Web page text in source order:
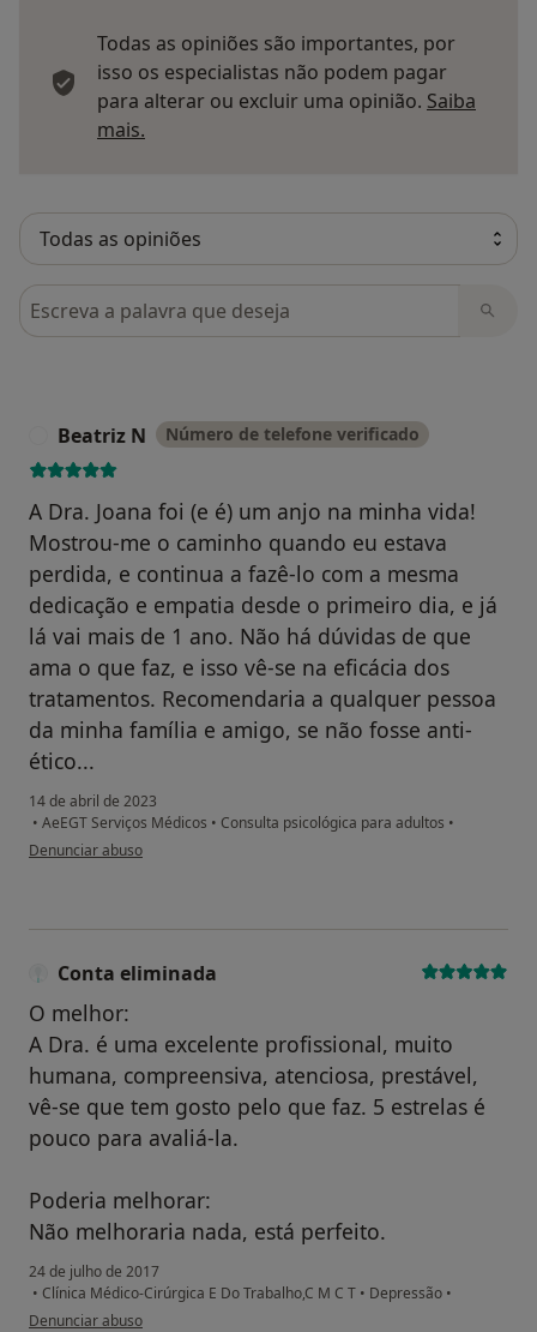
Todas as opiniões são importantes, por
isso os especialistas não podem pagar
para alterar ou excluir uma opinião. Saiba
mais.
Pesquisar em opiniões
Beatriz N Número de telefone verificado
A Dra. Joana foi (e é) um anjo na minha vida!
Mostrou-me o caminho quando eu estava
perdida, e continua a fazê-lo com a mesma
dedicação e empatia desde o primeiro dia, e já
lá vai mais de 1 ano. Não há dúvidas de que
ama o que faz, e isso vê-se na eficácia dos
tratamentos. Recomendaria a qualquer pessoa
da minha família e amigo, se não fosse anti-
ético...
14 de abril de 2023
• AeEGT Serviços Médicos • Consulta psicológica para adultos •
na opinião do utilizador Beatriz N
Denunciar abuso
Conta eliminada
O melhor:
A Dra. é uma excelente profissional, muito
humana, compreensiva, atenciosa, prestável,
vê-se que tem gosto pelo que faz. 5 estrelas é
pouco para avaliá-la.
Poderia melhorar:
Não melhoraria nada, está perfeito.
24 de julho de 2017
• Clínica Médico-Cirúrgica E Do Trabalho,C M C T • Depressão •
na opinião do utilizador Conta eliminada
Denunciar abuso